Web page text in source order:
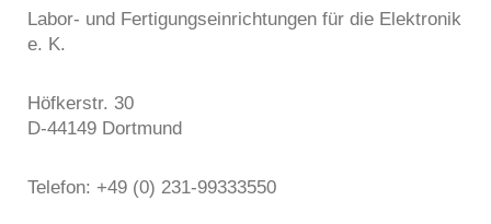
Labor- und Fertigungseinrichtungen für die Elektronik
e. K.
Höfkerstr. 30
D-44149 Dortmund
Telefon: +49 (0) 231-99333550